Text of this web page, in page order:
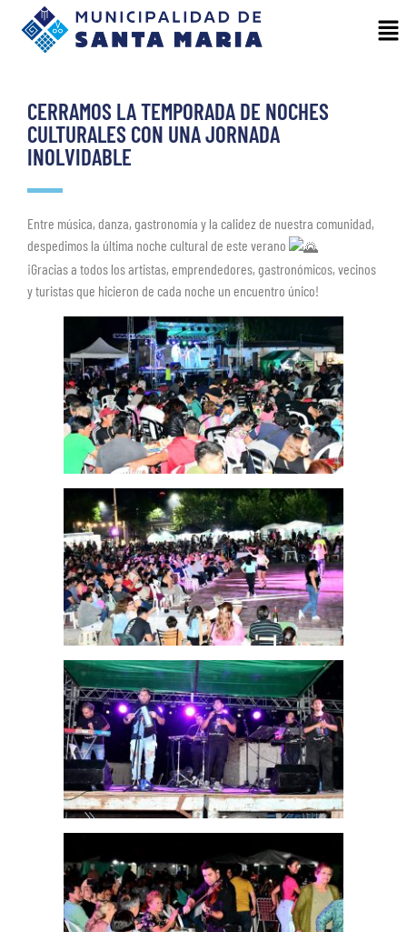
CERRAMOS LA TEMPORADA DE NOCHES
CULTURALES CON UNA JORNADA
INOLVIDABLE
Entre música, danza, gastronomía y la calidez de nuestra comunidad,
despedimos la última noche cultural de este verano
¡Gracias a todos los artistas, emprendedores, gastronómicos, vecinos
y turistas que hicieron de cada noche un encuentro único!